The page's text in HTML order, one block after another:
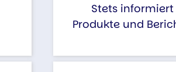
Stets
Produkte und